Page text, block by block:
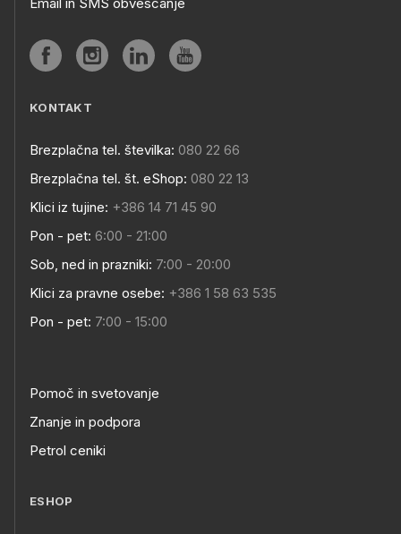
KONTAKT
Brezplačna tel. številka: 080 22 66
Brezplačna tel. št. eShop: 080 22 13
Klici iz tujine: +386 14 71 45 90
Pon - pet: 6:00 - 21:00
Sob, ned in prazniki: 7:00 - 20:00
Klici za pravne osebe: +386 1 58 63 535
Pon - pet: 7:00 - 15:00
Pomoč in svetovanje
Znanje in podpora
Petrol ceniki
ESHOP